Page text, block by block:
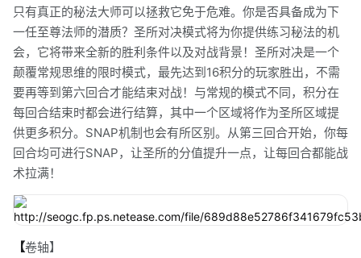
只有真正的秘法大师可以拯救它免于危难。你是否具备成为下
一任至尊法师的潜质？圣所对决模式将为你提供练习秘法的机
会，它将带来全新的胜利条件以及对战背景！圣所对决是一个
颠覆常规思维的限时模式，最先达到16积分的玩家胜出，不需
要再等到第六回合才能结束对战！与常规的模式不同，积分在
每回合结束时都会进行结算，其中一个区域将作为圣所区域提
供更多积分。SNAP机制也会有所区别。从第三回合开始，你每
回合均可进行SNAP，让圣所的分值提升一点，让每回合都能战
术拉满！
【卷轴】